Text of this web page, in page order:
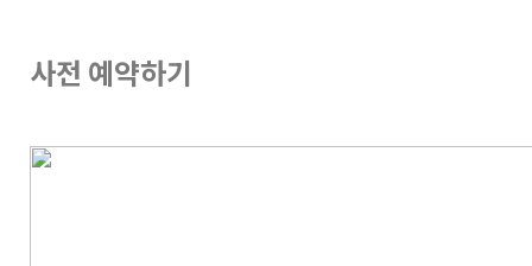
사전 예약하기